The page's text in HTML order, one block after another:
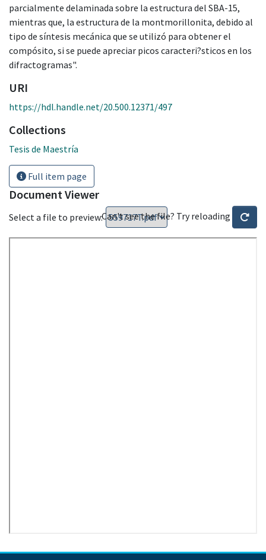
parcialmente delaminada sobre la estructura del SBA-15,
mientras que, la estructura de la montmorillonita, debido al
tipo de síntesis mecánica que se utilizó para obtener el
compósito, si se puede apreciar picos caracteri?sticos en los
difractogramas".
URI
https://hdl.handle.net/20.500.12371/497
Collections
Tesis de Maestría
Full item page
Document Viewer
Select a file to preview:Can't see the file? Try reloading